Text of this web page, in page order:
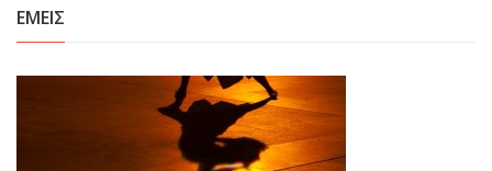
ΕΜΕΙΣ